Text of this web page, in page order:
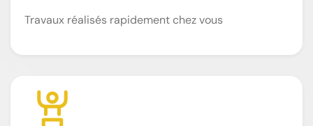
Travaux réalisés rapidement chez vous